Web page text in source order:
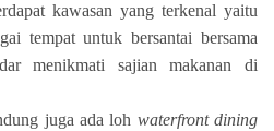
kawasan yang terkenal yaitu
tempat untuk bersantai bersama
menikmati sajian makanan di
juga ada loh waterfront dining